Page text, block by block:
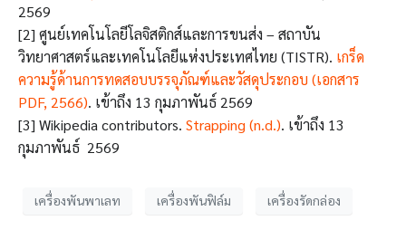
2569
[2] ศูนย์เทคโนโลยีโลจิสติกส์และการขนส่ง – สถาบัน
วิทยาศาสตร์และเทคโนโลยีแห่งประเทศไทย (TISTR). เกร็ด
ความรู้ด้านการทดสอบบรรจุภัณฑ์และวัสดุประกอบ (เอกสาร
PDF, 2566). เข้าถึง 13 กุมภาพันธ์ 2569
[3] Wikipedia contributors. Strapping (n.d.). เข้าถึง 13
กุมภาพันธ์ 2569
เครื่องพันพาเลท เครื่องพันฟิล์ม เครื่องรัดกล่อง